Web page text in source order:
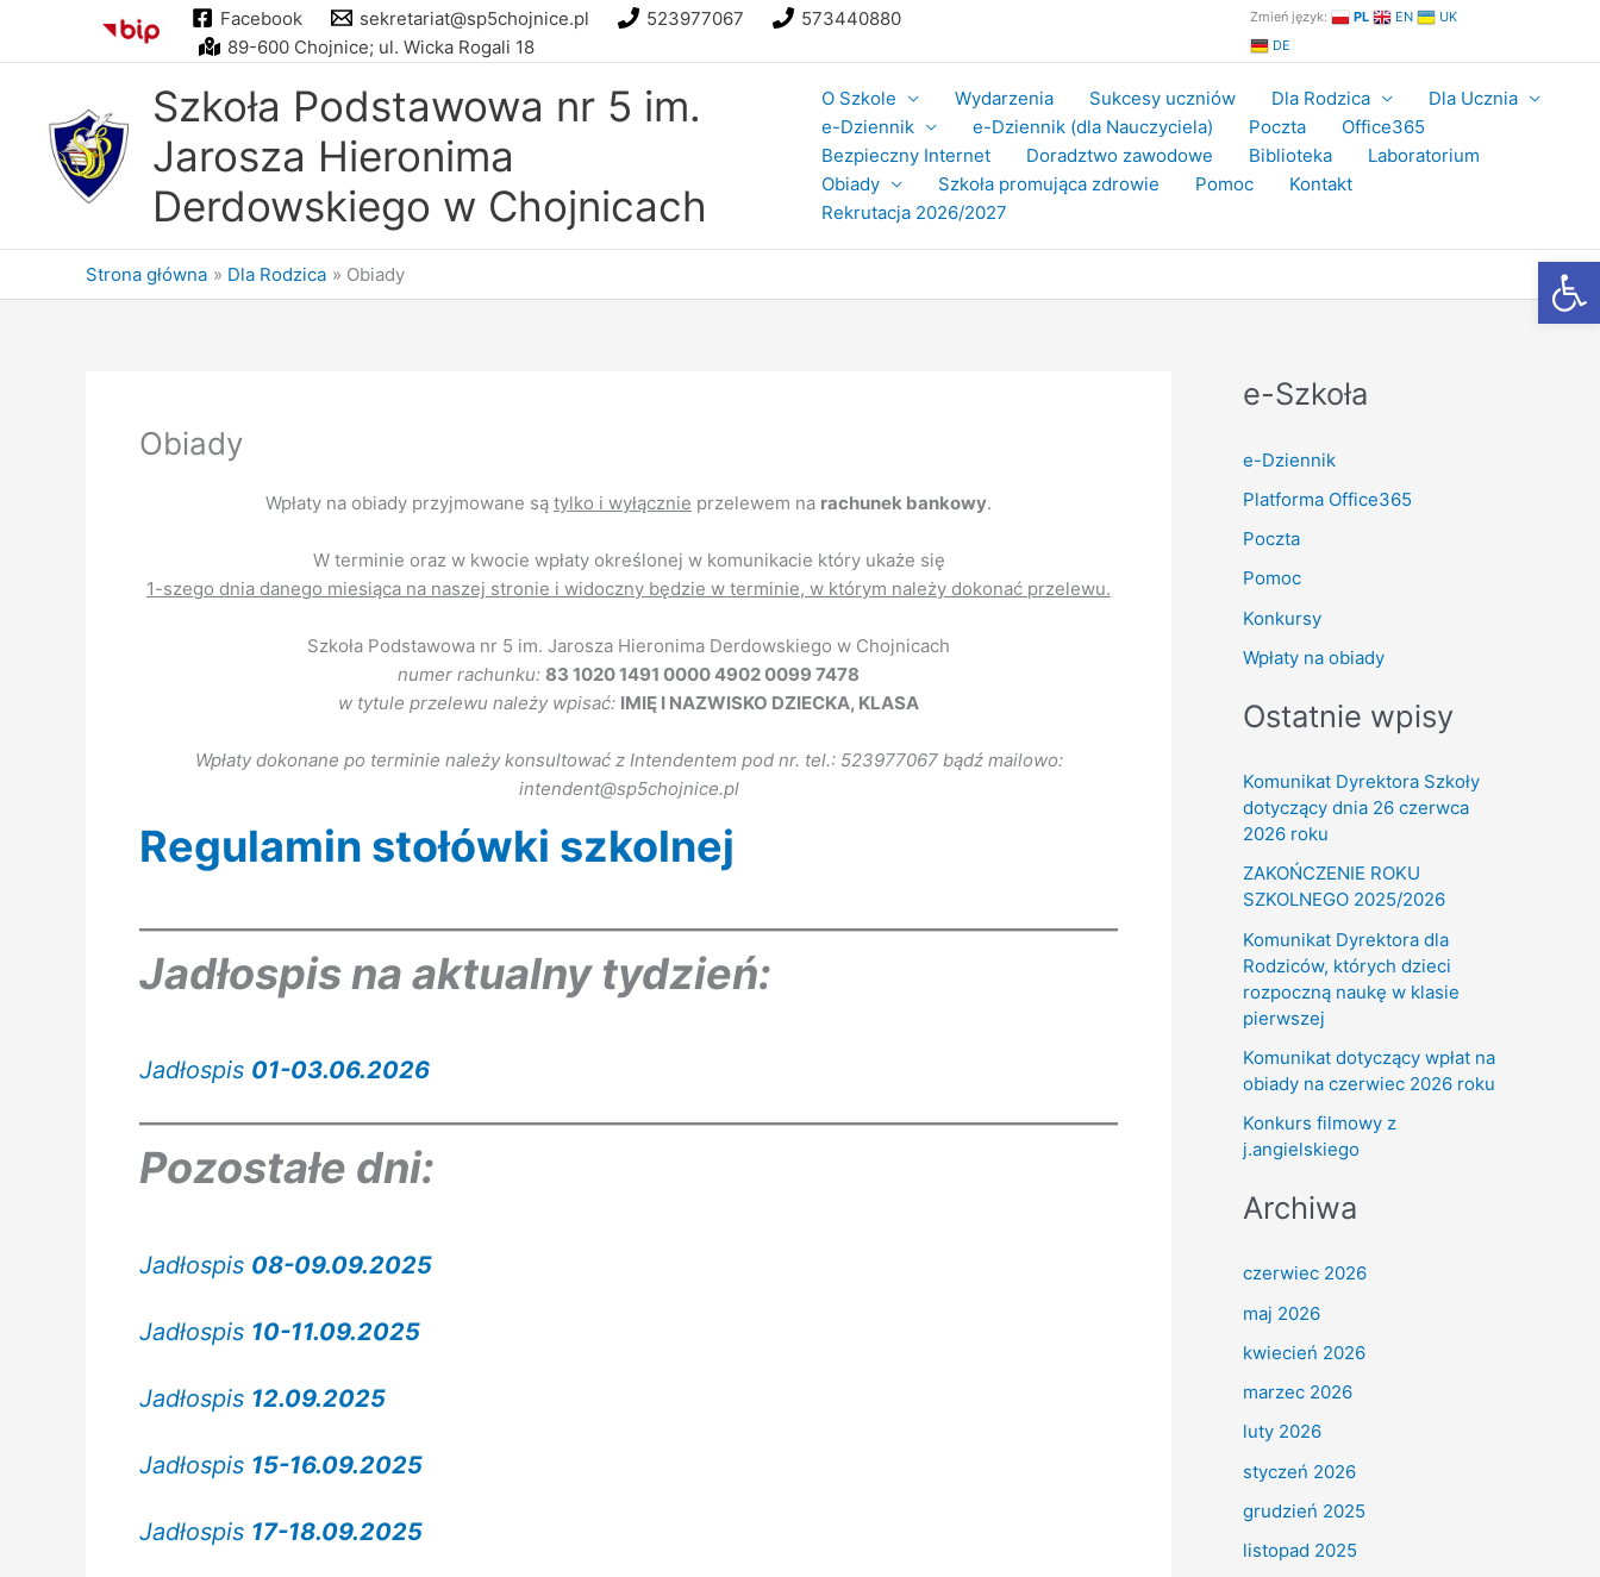
treści
Facebook sekretariat@sp5chojnice.pl 523977067
573440880
89-600 Chojnice; ul. Wicka Rogali 18
Zmień język: PL EN
UK
DE
Szkoła Podstawowa nr 5 im.
Jarosza Hieronima
Derdowskiego w Chojnicach
O Szkole Wydarzenia Sukcesy uczniów Dla Rodzica
Dla Ucznia
e-Dziennik
e-Dziennik (dla Nauczyciela) Poczta
Office365
Bezpieczny Internet
Doradztwo zawodowe Biblioteka
Laboratorium
Obiady
Szkoła promująca zdrowie Pomoc
Kontakt
Rekrutacja 2026/2027
Strona główna Dla Rodzica Obiady
Obiady
Wpłaty na obiady przyjmowane są tylko i wyłącznie przelewem na rachunek bankowy.
W terminie oraz w kwocie wpłaty określonej w komunikacie który ukaże się
1-szego dnia danego miesiąca na naszej stronie i widoczny będzie w terminie, w którym należy dokonać przelewu.
Szkoła Podstawowa nr 5 im. Jarosza Hieronima Derdowskiego w Chojnicach
numer rachunku: 83 1020 1491 0000 4902 0099 7478
w tytule przelewu należy wpisać: IMIĘ I NAZWISKO DZIECKA, KLASA
Wpłaty dokonane po terminie należy konsultować z Intendentem pod nr. tel.: 523977067 bądź mailowo:
intendent@sp5chojnice.pl
Regulamin stołówki szkolnej
Jadłospis na aktualny tydzień:
Jadłospis 01-03.06.2026
Pozostałe dni:
Jadłospis 08-09.09.2025
Jadłospis 10-11.09.2025
Jadłospis 12.09.2025
Jadłospis 15-16.09.2025
Jadłospis 17-18.09.2025
e-Szkoła
e-Dziennik
Platforma Office365
Poczta
Pomoc
Konkursy
Wpłaty na obiady
Ostatnie wpisy
Komunikat Dyrektora Szkoły
dotyczący dnia 26 czerwca
2026 roku
ZAKOŃCZENIE ROKU
SZKOLNEGO 2025/2026
Komunikat Dyrektora dla
Rodziców, których dzieci
rozpoczną naukę w klasie
pierwszej
Komunikat dotyczący wpłat na
obiady na czerwiec 2026 roku
Konkurs filmowy z
j.angielskiego
Archiwa
czerwiec 2026
maj 2026
kwiecień 2026
marzec 2026
luty 2026
styczeń 2026
grudzień 2025
listopad 2025